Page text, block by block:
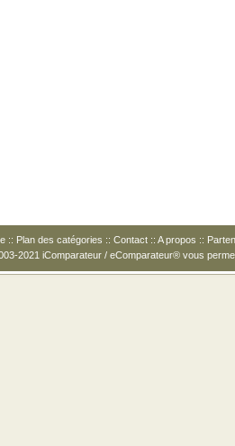
:: Plan des catégories :: Contact :: A propos ::
2021 iComparateur / eComparateur® vous